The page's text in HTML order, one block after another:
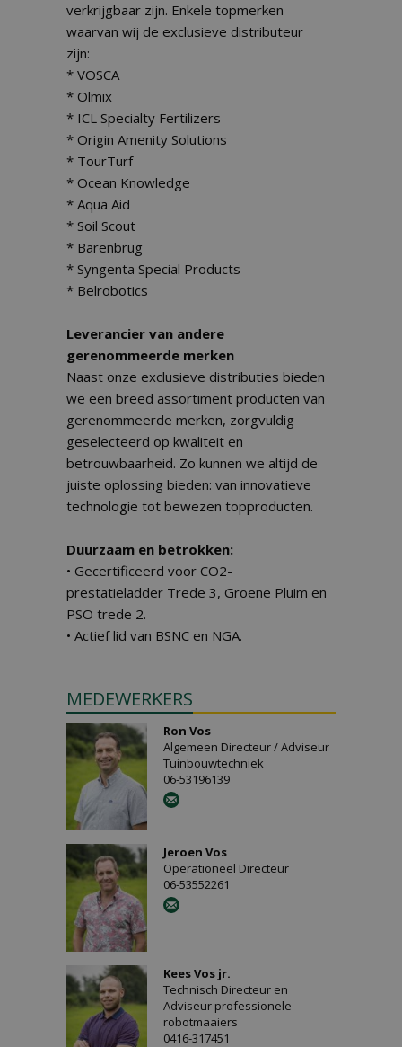
verkrijgbaar zijn. Enkele topmerken
waarvan wij de exclusieve distributeur
zijn:
* VOSCA
* Olmix
* ICL Specialty Fertilizers
* Origin Amenity Solutions
* TourTurf
* Ocean Knowledge
* Aqua Aid
* Soil Scout
* Barenbrug
* Syngenta Special Products
* Belrobotics
Leverancier van andere
gerenommeerde merken
Naast onze exclusieve distributies bieden
we een breed assortiment producten van
gerenommeerde merken, zorgvuldig
geselecteerd op kwaliteit en
betrouwbaarheid. Zo kunnen we altijd de
juiste oplossing bieden: van innovatieve
technologie tot bewezen topproducten.
Duurzaam en betrokken:
• Gecertificeerd voor CO2-
prestatieladder Trede 3, Groene Pluim en
PSO trede 2.
• Actief lid van BSNC en NGA.
MEDEWERKERS
Ron Vos
Algemeen Directeur / Adviseur
Tuinbouwtechniek
06-53196139
Jeroen Vos
Operationeel Directeur
06-53552261
Kees Vos jr.
Technisch Directeur en
Adviseur professionele
robotmaaiers
0416-317451